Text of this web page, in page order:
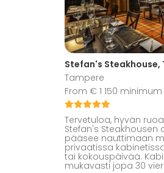
Tampere
From € 1 150
Tervetuloa, hyvän
Stefan's Steakhousen
pääsee nauttimaan
privaatissa
tai kokouspäivää.
mukavasti jopa 30